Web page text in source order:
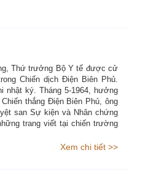
Thứ trưởng Bộ Y tế được cử
Chiến dịch Điện Biên Phủ.
nhật ký. Tháng 5-1964, hưởng
thắng Điện Biên Phủ, ông
san Sự kiện và Nhân chứng
trang viết tại chiến trường
Xem chi tiết >>